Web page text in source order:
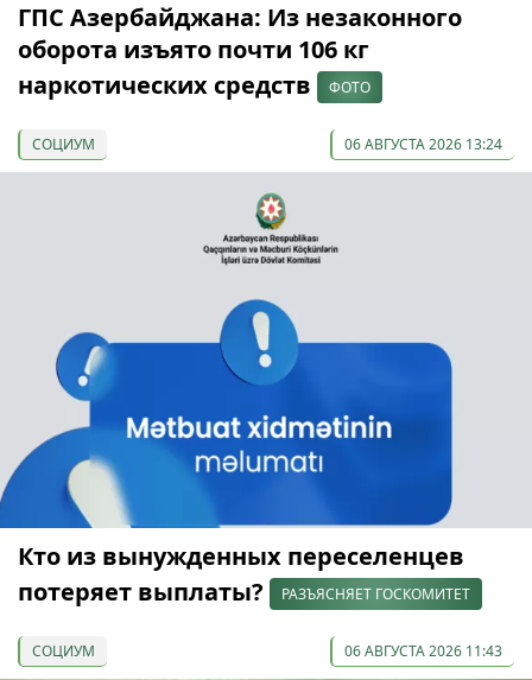
ГПС Азербайджана: Из незаконного
оборота изъято почти 106 кг
наркотических средств
ФОТО
СОЦИУМ 06 АВГУСТА 2026 13:24
Кто из вынужденных переселенцев
потеряет выплаты?
РАЗЪЯСНЯЕТ ГОСКОМИТЕТ
СОЦИУМ 06 АВГУСТА 2026 11:43